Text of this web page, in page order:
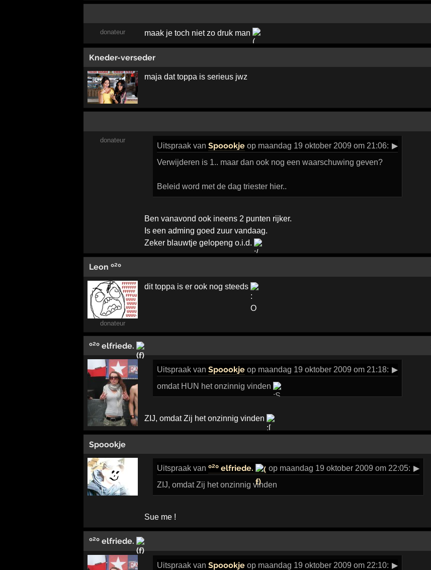
donateur maak je toch niet zo druk man
Kneder-verseder
maja dat toppa is serieus jwz
donateur
Uitspraakvan Spoookjeop maandag 19 oktober 2009 om 21:06: ▶
Verwijderen is 1.. maar dan ook nog een waarschuwing geven?
Beleid word met de dag triester hier..
Ben vanavond ook ineens 2 punten rijker.
Is een adming goed zuur vandaag.
Zeker blauwtje gelopeng o.i.d.
Leon º²º
donateur
dit toppa is er ook nog steeds
º²º elfriede.
Uitspraakvan Spoookjeop maandag 19 oktober 2009 om 21:18: ▶
omdat HUN het onzinnig vinden
ZIJ, omdat Zij het onzinnig vinden
Spoookje
Uitspraakvan º²º elfriede. op maandag 19 oktober 2009 om 22:05: ▶
ZIJ, omdat Zij het onzinnig vinden
Sue me !
º²º elfriede.
Uitspraakvan Spoookjeop maandag 19 oktober 2009 om 22:10: ▶